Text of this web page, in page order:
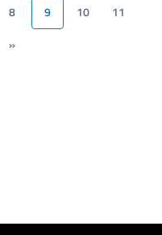
8 9 10
11
»